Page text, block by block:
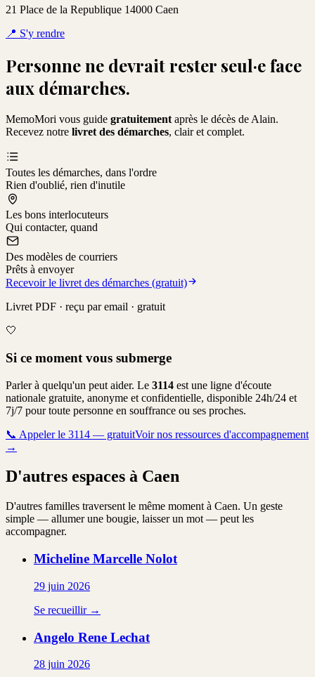
21 Place de la Republique 14000 Caen
📍 S'y rendre
Personne ne devrait rester seul·e face
aux démarches.
MemoMori vous guide gratuitement après le décès de Alain.
Recevez notre livret des démarches, clair et complet.
Toutes les démarches, dans l'ordre
Rien d'oublié, rien d'inutile
Les bons interlocuteurs
Qui contacter, quand
Des modèles de courriers
Prêts à envoyer
Recevoir le livret des démarches (gratuit)
Livret PDF · reçu par email · gratuit
🤍
Si ce moment vous submerge
Parler à quelqu'un peut aider. Le 3114 est une ligne d'écoute
nationale gratuite, anonyme et confidentielle, disponible 24h/24 et
7j/7 pour toute personne en souffrance ou ses proches.
📞 Appeler le 3114 — gratuitVoir nos ressources d'accompagnement
→
D'autres espaces à Caen
D'autres familles traversent le même moment à Caen. Un geste
simple — allumer une bougie, laisser un mot — peut les
accompagner.
Micheline Marcelle Nolot
29 juin 2026
Se recueillir →
Angelo Rene Lechat
28 juin 2026